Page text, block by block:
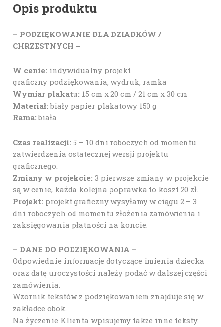
Opis produktu
– PODZIĘKOWANIE DLA DZIADKÓW /
CHRZESTNYCH –
W cenie: indywidualny projekt
graficzny podziękowania, wydruk, ramka
Wymiar plakatu: 15 cm x 20 cm / 21 cm x 30 cm
Materiał: biały papier plakatowy 150 g
Rama: biała
Czas realizacji: 5 – 10 dni roboczych od momentu
zatwierdzenia ostatecznej wersji projektu
graficznego.
Zmiany w projekcie: 3 pierwsze zmiany w projekcie
są w cenie, każda kolejna poprawka to koszt 20 zł.
Projekt: projekt graficzny wysyłamy w ciągu 2 – 3
dni roboczych od momentu złożenia zamówienia i
zaksięgowania płatności na koncie.
– DANE DO PODZIĘKOWANIA –
Odpowiednie informacje dotyczące imienia dziecka
oraz datę uroczystości należy podać w dalszej części
zamówienia.
Wzornik tekstów z podziękowaniem znajduje się w
zakładce obok.
Na życzenie Klienta wpisujemy także inne teksty.